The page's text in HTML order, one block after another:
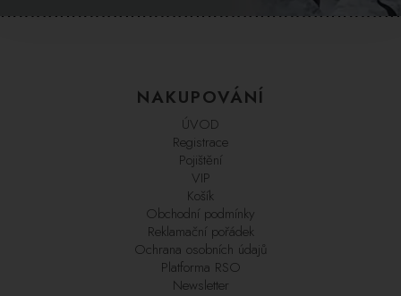
NAKUPOVÁNÍ
ÚVOD
Registrace
Pojištění
VIP
Košík
Obchodní podmínky
Reklamační pořádek
Ochrana osobních údajů
Platforma RSO
Newsletter